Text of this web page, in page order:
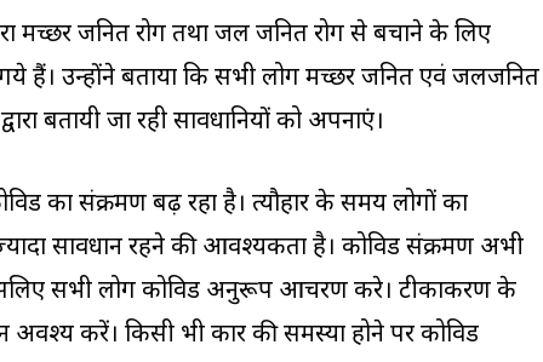
मच्छर जनित रोग तथा जल जनित रोग से बचाने के लिए
हैं। उन्होंने बताया कि सभी लोग मच्छर जनित एवं जलजनित
बतायी जा रही सावधानियों को अपनाएं।
का संक्रमण बढ़ रहा है। त्यौहार के समय लोगों का
सावधान रहने की आवश्यकता है। कोविड संक्रमण अभी
सभी लोग कोविड अनुरूप आचरण करे। टीकाकरण के
अवश्य करें। किसी भी प्रकार की समस्या होने पर कोविड